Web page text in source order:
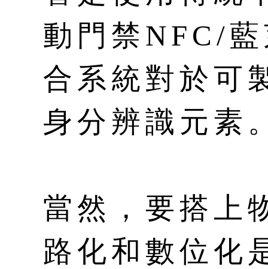
動門禁NFC/
合系統對於可
身分辨識元素
當然，要搭上
路化和數位化